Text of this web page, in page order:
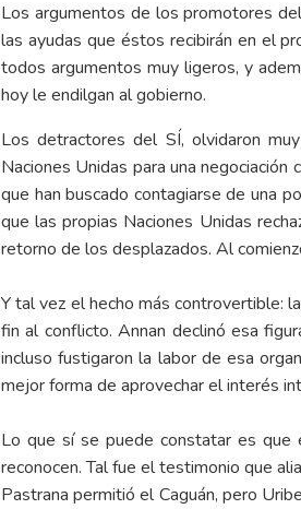
Los argumentos de los promotores
las ayudas que éstos recibirán en el
todos argumentos muy ligeros, y
hoy le endilgan al gobierno.
Los detractores del SÍ, olvidaron
Naciones Unidas para una
que han buscado contagiarse de una
que las propias Naciones Unidas
retorno de los desplazados. Al
Y tal vez el hecho más controvertible:
fin al conflicto. Annan declinó esa
incluso fustigaron la labor de esa
mejor forma de aprovechar el interés
Lo que sí se puede constatar es que
reconocen. Tal fue el testimonio que
Pastrana permitió el Caguán, pero